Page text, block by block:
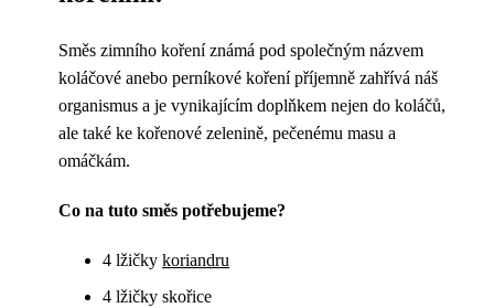
Směs zimního koření známá pod společným názvem
koláčové anebo perníkové koření příjemně zahřívá náš
organismus a je vynikajícím doplňkem nejen do koláčů,
ale také ke kořenové zelenině, pečenému masu a
omáčkám.
Co na tuto směs potřebujeme?
4 lžičky koriandru
4 lžičky skořice